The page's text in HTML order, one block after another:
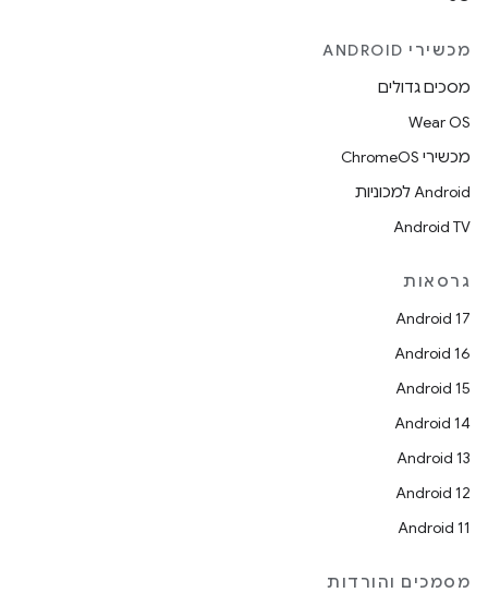
מכשירי ANDROID
מסכים גדולים
Wear OS
מכשירי ChromeOS
Android למכוניות
Android TV
גרסאות
Android 17
Android 16
Android 15
Android 14
Android 13
Android 12
Android 11
מסמכים והורדות